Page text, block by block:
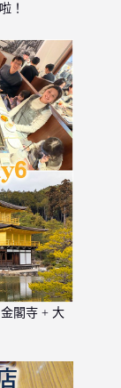
！
閣寺 + 大